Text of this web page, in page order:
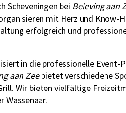
Scheveningen bei Beleving aan
mit Herz und
erfolgreich und
in die professionelle Event-
aan Zeebietet verschiedene
Wir bieten vielfältige
Wassenaar.